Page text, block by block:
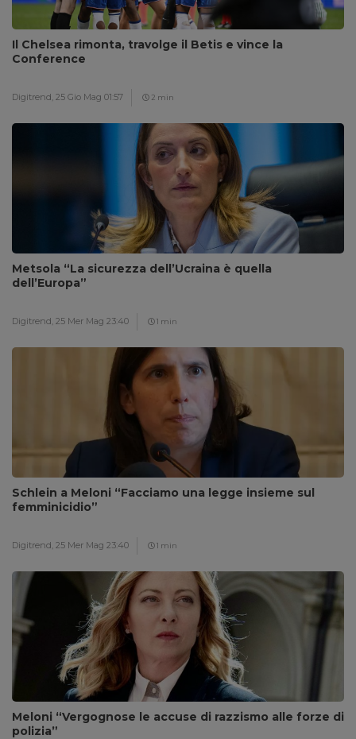
Il Chelsea rimonta, travolge il Betis e vince la
Conference
Digitrend, 25 Gio Mag 01:57 2 min
Metsola “La sicurezza dell’Ucraina è quella
dell’Europa”
Digitrend, 25 Mer Mag 23:40 1 min
Schlein a Meloni “Facciamo una legge insieme sul
femminicidio”
Digitrend, 25 Mer Mag 23:40 1 min
Meloni “Vergognose le accuse di razzismo alle forze di
polizia”